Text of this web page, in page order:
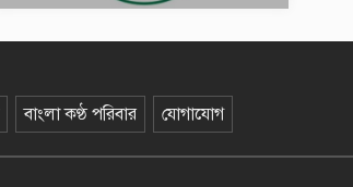
বাংলা কণ্ঠ পরিবার যোগাযোগ